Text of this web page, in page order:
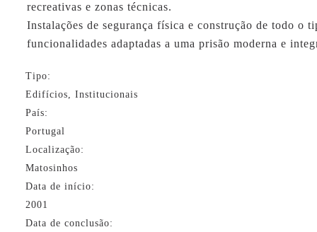
recreativas e zonas técnicas.
Instalações de segurança física e construção de todo o
funcionalidades adaptadas a uma prisão moderna e
Tipo:
Edifícios, Institucionais
País:
Portugal
Localização:
Matosinhos
Data de início:
2001
Data de conclusão: